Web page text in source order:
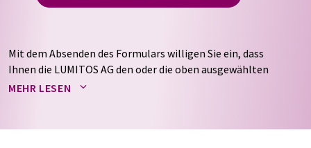
Mit dem Absenden des Formulars willigen Sie ein, dass
Ihnen die LUMITOS AG den oder die oben ausgewählten
Newsletter per E-Mail zusendet. Ihre Daten werden
auf Basis unsererDatenschutzerklärung. LUMITOS darf
MEHR LESEN